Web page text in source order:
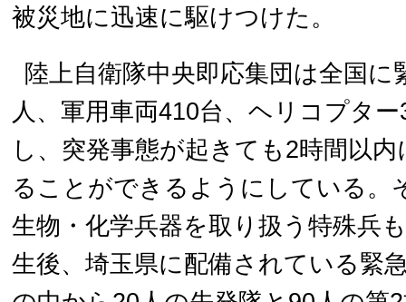
被災地に迅速に駆けつけた。
陸上自衛隊中央即応集団は全国に
人、軍用車両410台、ヘリコプタ
し、突発事態が起きても2時間以
ることができるようにしている。
生物・化学兵器を取り扱う特殊兵
生後、埼玉県に配備されている緊